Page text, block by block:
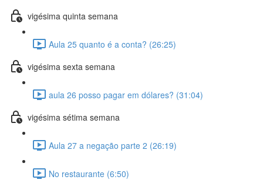
vigésima quinta semana
Aula 25 quanto é a conta? (26:25)
vigésima sexta semana
aula 26 posso pagar em dólares? (31:04)
vigésima sétima semana
Aula 27 a negação parte 2 (26:19)
No restaurante (6:50)